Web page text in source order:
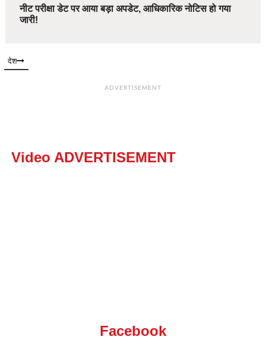
नीट परीक्षा डेट पर आया बड़ा अपडेट, आधिकारिक नोटिस हो गया
जारी!
देश
ADVERTISEMENT
Video ADVERTISEMENT
Facebook